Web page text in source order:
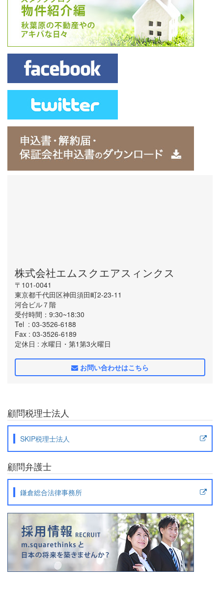
株式会社エムスクエアスィンクス
〒101-0041
東京都千代田区神田須田町2-23-11
河合ビル７階
受付時間：9:30~18:30
Tel : 03-3526-6188
Fax : 03-3526-6189
定休日 : 水曜日・第1第3火曜日
お問い合わせはこちら
顧問税理士法人
SKIP税理士法人
顧問弁護士
鎌倉総合法律事務所